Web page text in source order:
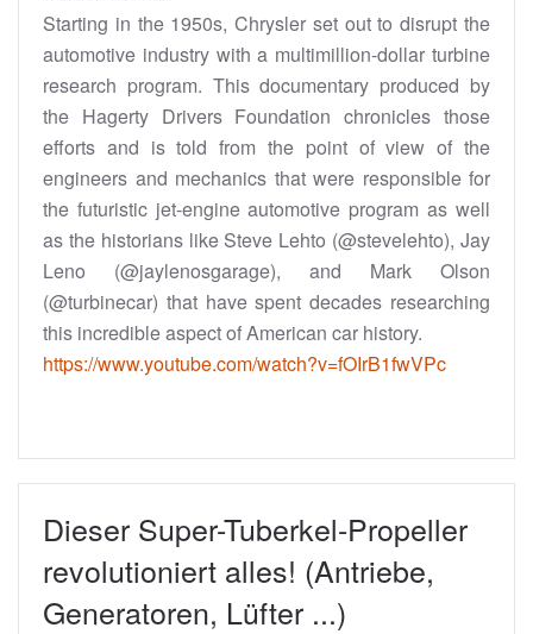
Starting in the 1950s, Chrysler set out to disrupt the
automotive industry with a multimillion-dollar turbine
research program. This documentary produced by
the Hagerty Drivers Foundation chronicles those
efforts and is told from the point of view of the
engineers and mechanics that were responsible for
the futuristic jet-engine automotive program as well
as the historians like Steve Lehto (@stevelehto), Jay
Leno (@jaylenosgarage), and Mark Olson
(@turbinecar) that have spent decades researching
this incredible aspect of American car history.
https://www.youtube.com/watch?v=fOIrB1fwVPc
Dieser Super-Tuberkel-Propeller
revolutioniert alles! (Antriebe,
Generatoren, Lüfter ...)